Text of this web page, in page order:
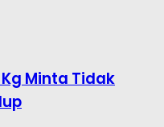
Minta Tidak